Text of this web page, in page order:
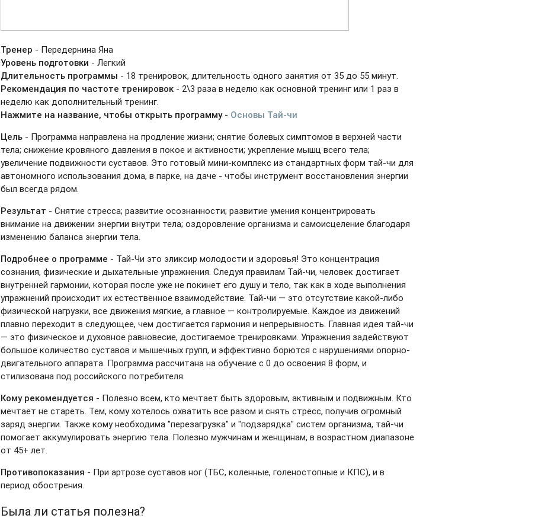
Тренер - Передернина Яна
Уровень подготовки - Легкий
Длительность программы - 18 тренировок, длительность одного занятия от 35 до 55 минут.
Рекомендация по частоте тренировок - 2\3 раза в неделю как основной тренинг или 1 раз в
неделю как дополнительный тренинг.
Нажмите на название, чтобы открыть программу - Основы Тай-чи
Цель - Программа направлена на продление жизни; снятие болевых симптомов в верхней части
тела; снижение кровяного давления в покое и активности; укрепление мышц всего тела;
увеличение подвижности суставов. Это готовый мини-комплекс из стандартных форм тай-чи для
автономного использования дома, в парке, на даче - чтобы инструмент восстановления энергии
был всегда рядом.
Результат - Снятие стресса; развитие осознанности; развитие умения концентрировать
внимание на движении энергии внутри тела; оздоровление организма и самоисцеление благодаря
изменению баланса энергии тела.
Подробнее о программе - Тай-Чи это эликсир молодости и здоровья! Это концентрация
сознания, физические и дыхательные упражнения. Следуя правилам Тай-чи, человек достигает
внутренней гармонии, которая после уже не покинет его душу и тело, так как в ходе выполнения
упражнений происходит их естественное взаимодействие. Тай-чи — это отсутствие какой-либо
физической нагрузки, все движения мягкие, а главное — контролируемые. Каждое из движений
плавно переходит в следующее, чем достигается гармония и непрерывность. Главная идея тай-чи
— это физическое и духовное равновесие, достигаемое тренировками. Упражнения задействуют
большое количество суставов и мышечных групп, и эффективно борются с нарушениями опорно-
двигательного аппарата. Программа рассчитана на обучение с 0 до освоения 8 форм, и
стилизована под российского потребителя.
Кому рекомендуется - Полезно всем, кто мечтает быть здоровым, активным и подвижным. Кто
мечтает не стареть. Тем, кому хотелось охватить все разом и снять стресс, получив огромный
заряд энергии. Также кому необходима "перезагрузка" и "подзарядка" систем организма, тай-чи
помогает аккумулировать энергию тела. Полезно мужчинам и женщинам, в возрастном диапазоне
от 45+ лет.
Противопоказания - При артрозе суставов ног (ТБС, коленные, голеностопные и КПС), и в
период обострения.
Была ли статья полезна?